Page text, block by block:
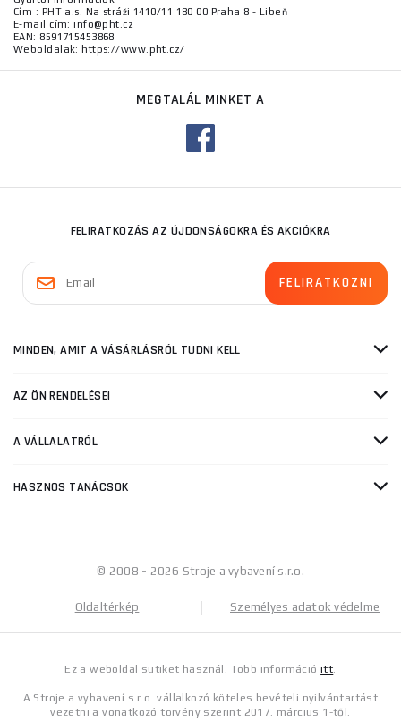
Cím : PHT a.s. Na stráži 1410/11 180 00 Praha 8 - Libeň
E-mail cím: info@pht.cz
EAN: 8591715453868
Weboldalak: https://www.pht.cz/
MEGTALÁL MINKET A
FELIRATKOZÁS AZ ÚJDONSÁGOKRA ÉS AKCIÓKRA
MINDEN, AMIT A VÁSÁRLÁSRÓL TUDNI KELL
AZ ÖN RENDELÉSEI
A VÁLLALATRÓL
HASZNOS TANÁCSOK
© 2008 - 2026 Stroje a vybavení s.r.o.
Oldaltérkép Személyes adatok védelme
Ez a weboldal sütiket használ. Több információitt.
A Stroje a vybavení s.r.o. vállalkozó köteles bevételi nyilvántartást
vezetni a vonatkozó törvény szerint 2017. március 1-től.